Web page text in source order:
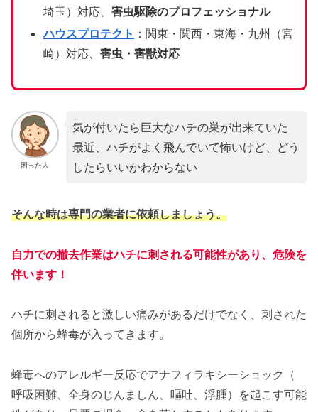
埼玉）対応、 害虫駆除のプロフェッショナル
ハウスプロテクト ：関東・関西・東海・九州（宮
崎）対応、 害虫・害獣対応
困った人
気が付いたら巨大なハチの巣が出来ていた
最近、ハチがよく飛んでいて怖いけど、どう
したらいいかわからない
そんな時は専門の業者に依頼しましょう。
自力での撤去作業はハチに刺される可能性があり、危険を
伴います！
ハチに刺されると激しい痛みがあるだけでなく、刺された
個所から蜂毒が入ってきます。
蜂毒へのアレルギー反応でアナフィラキシーショック（
呼吸困難、全身のじんましん、嘔吐、浮腫）を起こす可能